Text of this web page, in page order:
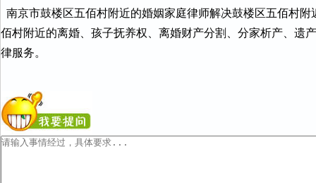
南京市鼓楼区五佰村附近的婚姻家庭律师解决鼓楼区五佰村
佰村附近的离婚、孩子抚养权、离婚财产分割、分家析产、遗
律服务。